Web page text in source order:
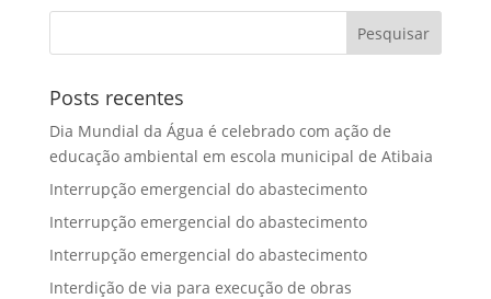
Posts recentes
Dia Mundial da Água é celebrado com ação de
educação ambiental em escola municipal de Atibaia
Interrupção emergencial do abastecimento
Interrupção emergencial do abastecimento
Interrupção emergencial do abastecimento
Interdição de via para execução de obras